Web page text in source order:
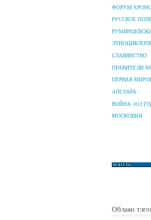
ФОРУМ
РУССКОЕ
СЛАВЯНСТВО
ПРАВИТЕЛИ
ПЕРВАЯ
АПСУАРА
ВОЙНА 1812
МОСКОВИЯ
Облако